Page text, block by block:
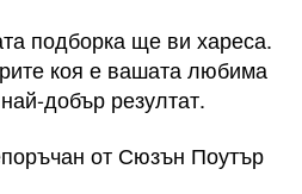
подборка ще ви хареса.
коя е вашата любима
добър резултат.
от Сюзън Поутър